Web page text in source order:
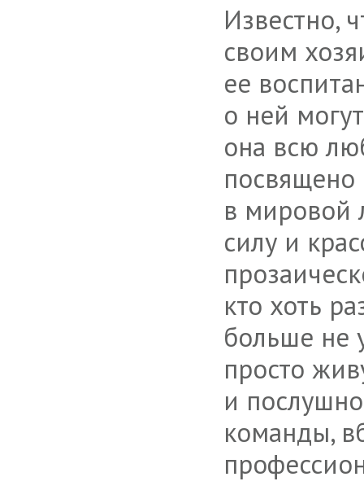
Известно,
своим
ее
о ней
она всю
посвящено
в мировой
силу и
кто хоть
больше не
просто
и
команды,